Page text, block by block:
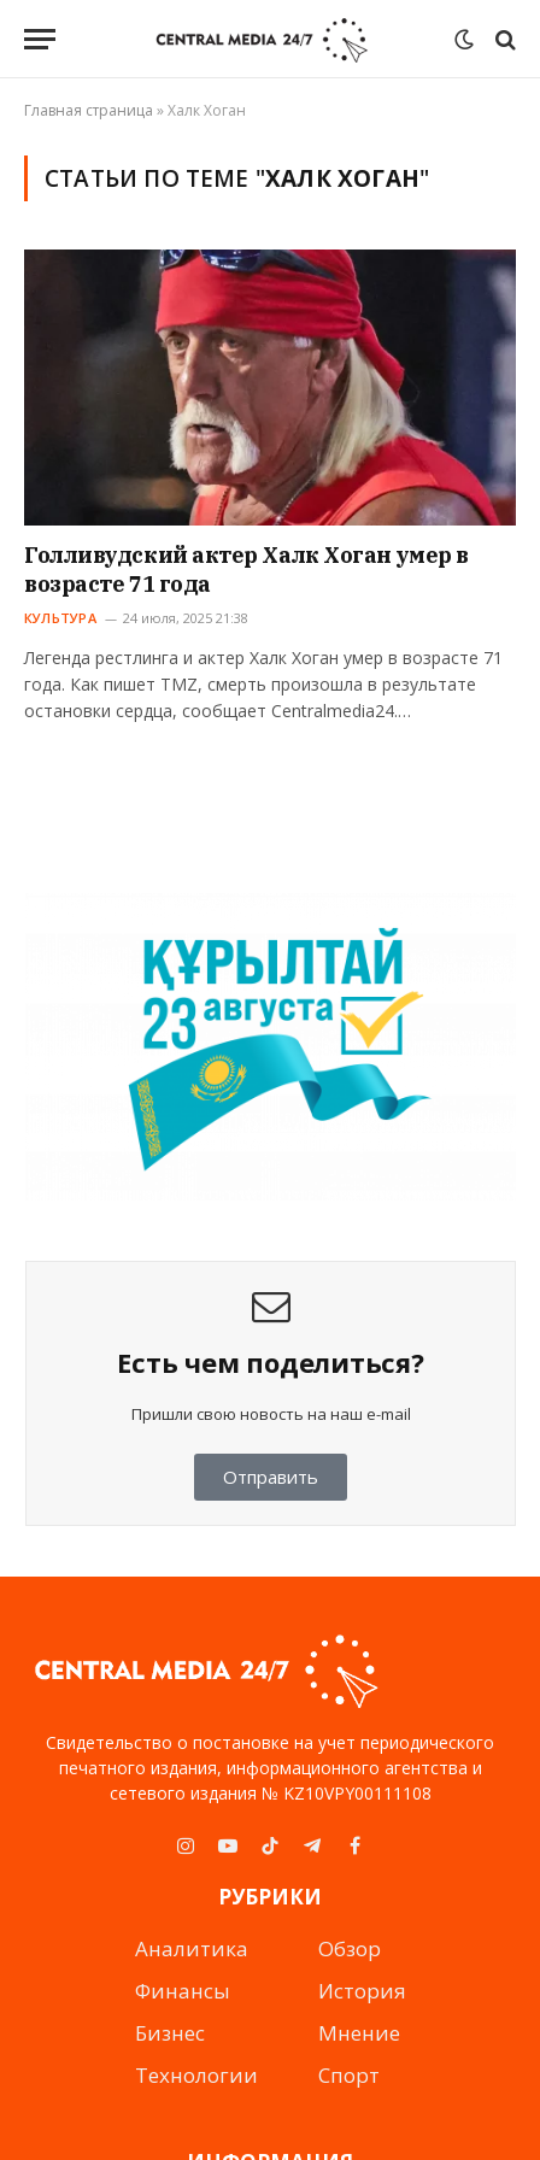
Главная страница »Халк Хоган
СТАТЬИ ПО ТЕМЕ "ХАЛК ХОГАН"
Голливудский актер Халк Хоган умер в
возрасте 71 года
КУЛЬТУРА 24 июля, 2025 21:38
Легенда рестлинга и актер Халк Хоган умер в возрасте 71
года. Как пишет TMZ, смерть произошла в результате
остановки сердца, сообщает Centralmedia24.…
Есть чем поделиться?
Пришли свою новость на наш e-mail
Отправить
Свидетельство о постановке на учет периодического
печатного издания, информационного агентства и
сетевого издания № KZ10VPY00111108
Instagram
YouTubeTikTokTelegramFacebook
РУБРИКИ
Аналитика
Финансы
Бизнес
Технологии
Обзор
История
Мнение
Спорт